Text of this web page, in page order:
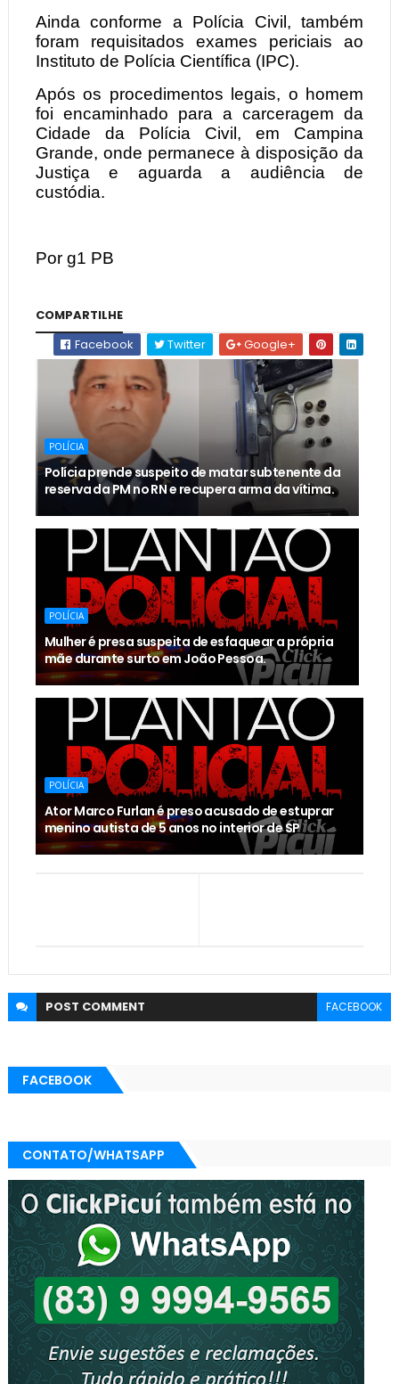
Ainda conforme a Polícia Civil, também
foram requisitados exames periciais ao
Instituto de Polícia Científica (IPC).
Após os procedimentos legais, o homem
foi encaminhado para a carceragem da
Cidade da Polícia Civil, em Campina
Grande, onde permanece à disposição da
Justiça e aguarda a audiência de
custódia.
Por g1 PB
COMPARTILHE
Facebook
Twitter Google+
POLÍCIA
Polícia prende suspeito de matar subtenente da
reserva da PM no RN e recupera arma da vítima.
POLÍCIA
Mulher é presa suspeita de esfaquear a própria
mãe durante surto em João Pessoa.
POLÍCIA
Ator Marco Furlan é preso acusado de estuprar
menino autista de 5 anos no interior de SP
POST COMMENT FACEBOOK
FACEBOOK
CONTATO/WHATSAPP